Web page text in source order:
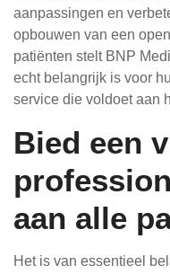
aanpassingen en
opbouwen van een
patiënten stelt BNP
echt belangrijk is voor
service die voldoet aan
Bied een
aan alle
Het is van essentieel